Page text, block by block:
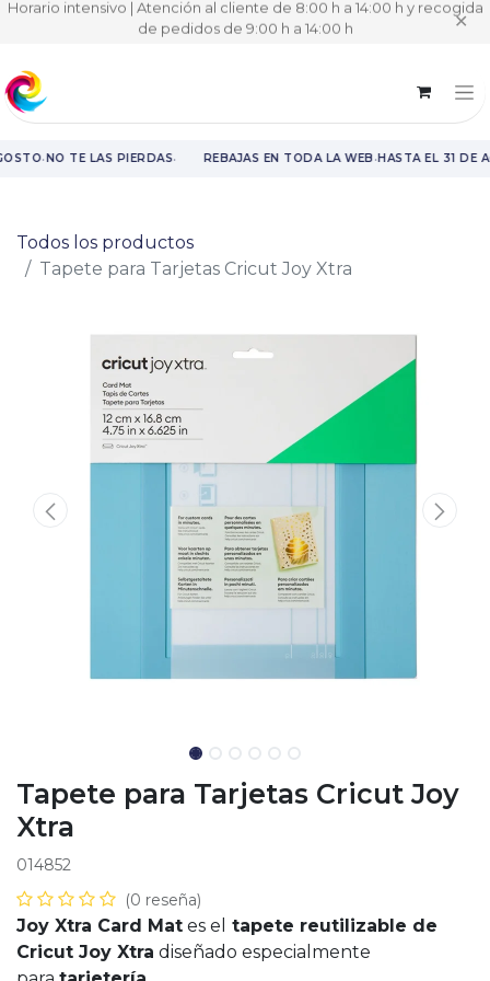
Horario intensivo | Atención al cliente de 8:00 h a 14:00 h y recogida
de pedidos de 9:00 h a 14:00 h ✕
·NO TE LAS PIERDAS· REBAJAS EN TODA LA WEB·HASTA EL 31 DE
Todos los productos
Tapete para Tarjetas Cricut Joy Xtra
Tapete para Tarjetas Cricut Joy
Xtra
014852
(0 reseña)
Joy Xtra Card Mat es el tapete reutilizable de
Cricut Joy Xtra diseñado especialmente